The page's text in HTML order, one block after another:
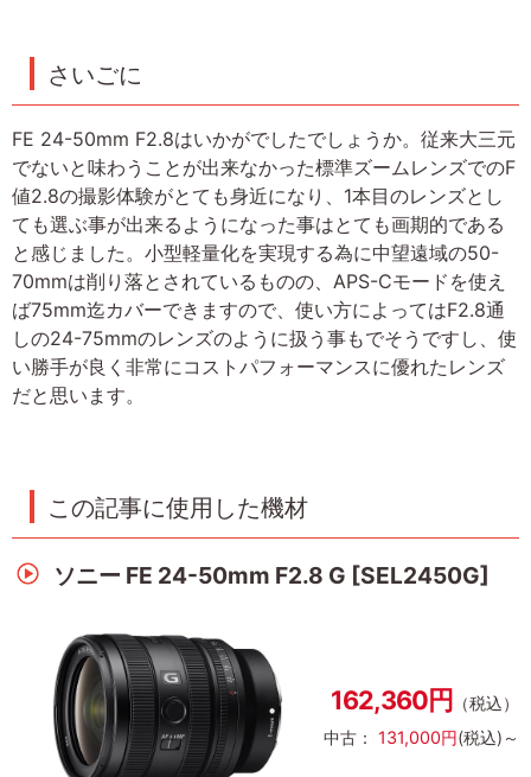
さいごに
FE 24-50mm F2.8はいかがでしたでしょうか。従来大三元
でないと味わうことが出来なかった標準ズームレンズでのF
値2.8の撮影体験がとても身近になり、1本目のレンズとし
ても選ぶ事が出来るようになった事はとても画期的である
と感じました。小型軽量化を実現する為に中望遠域の50-
70mmは削り落とされているものの、APS-Cモードを使え
ば75mm迄カバーできますので、使い方によってはF2.8通
しの24-75mmのレンズのように扱う事もでそうですし、使
い勝手が良く非常にコストパフォーマンスに優れたレンズ
だと思います。
この記事に使用した機材
ソニー FE 24-50mm F2.8 G [SEL2450G]
162,360円 （税込）
中古： 131,000円(税込)～